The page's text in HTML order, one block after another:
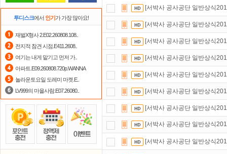
투디스크에서 인기가 가장 많아요!
재벌X형사 2.E02.260808.108..
전지적 참견 시점.E411.2608..
여기는 내게 맡기고 먼저 가..
아파트.E09.260808.720p.WANNA
놀라운토요일 도레미 마켓.E..
LV999의 마을사람.E07.26080..
포인트할인쿠폰 사용방법안내
정액제할인쿠폰 사용방법안내
스마트TV로 투디스크영화,드라마,
[서박사 공사공단 일반상식
[서박사 공사공단 일반상식
[서박사 공사공단 일반상식
[서박사 공사공단 일반상식
[서박사 공사공단 일반상식
[서박사 공사공단 일반상식
[서박사 공사공단 일반상식
[서박사 공사공단 일반상식
[서박사 공사공단 일반상식